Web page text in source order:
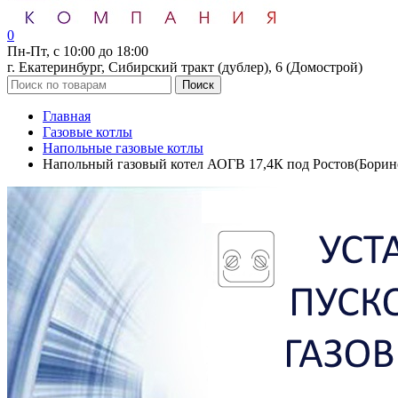
0
Пн-Пт, с 10:00 до 18:00
г. Екатеринбург, Сибирский тракт (дублер), 6 (Домострой)
Поиск
Главная
Газовые котлы
Напольные газовые котлы
Напольный газовый котел АОГВ 17,4К под